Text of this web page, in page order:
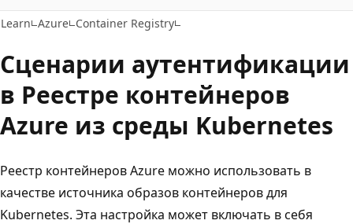
Learn Azure Container Registry
Сценарии аутентификации
в Реестре контейнеров
Azure из среды Kubernetes
Реестр контейнеров Azure можно использовать в
качестве источника образов контейнеров для
Kubernetes. Эта настройка может включать в себя